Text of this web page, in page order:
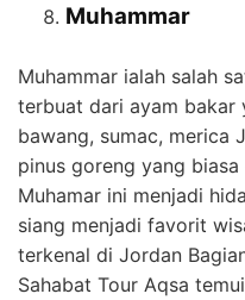
Muhammar
Muhammar ialah salah
terbuat dari ayam bakar
bawang, sumac, merica
pinus goreng yang
Muhamar ini menjadi
siang menjadi favorit
terkenal di Jordan
Sahabat Tour Aqsa